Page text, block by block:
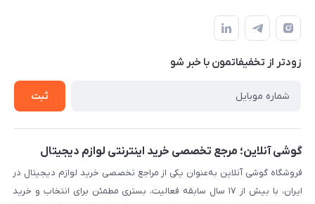
حساب کاربری
حریم خصوصی
بلاگ
نحوه خرید از گوشی آنلاین
شرایط ضمانت هفت روزه
روش ارسال کالا در گوشی آنلاین
روش بازگردانی کالا
زودتر از تخفیفاتمون با خبر شو
ثبت
گوشی آنلاین؛ مرجع تخصصی خرید اینترنتی لوازم دیجیتال
فروشگاه گوشی آنلاین به‌عنوان یکی از مراجع تخصصی خرید لوازم دیجیتال در
ایران، با بیش از ۱۷ سال سابقه فعالیت، بستری مطمئن برای انتخاب و خرید